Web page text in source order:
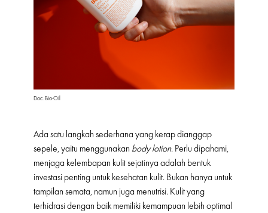
Doc. Bio-Oil
Ada satu langkah sederhana yang kerap dianggap
sepele, yaitu menggunakan body lotion. Perlu dipahami,
menjaga kelembapan kulit sejatinya adalah bentuk
investasi penting untuk kesehatan kulit. Bukan hanya untuk
tampilan semata, namun juga menutrisi. Kulit yang
terhidrasi dengan baik memiliki kemampuan lebih optimal